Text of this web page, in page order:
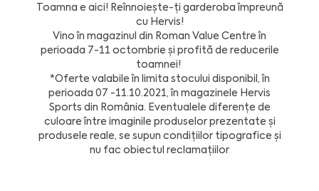
Toamna e aici! Reînnoiește-ți garderoba împreună
cu Hervis!
Vino în magazinul din Roman Value Centre în
perioada 7-11 octombrie și profită de reducerile
toamnei!
*Oferte valabile în limita stocului disponibil, în
perioada 07 -11.10.2021, în magazinele Hervis
Sports din România. Eventualele diferențe de
culoare între imaginile produselor prezentate și
produsele reale, se supun condițiilor tipografice și
nu fac obiectul reclamațiilor